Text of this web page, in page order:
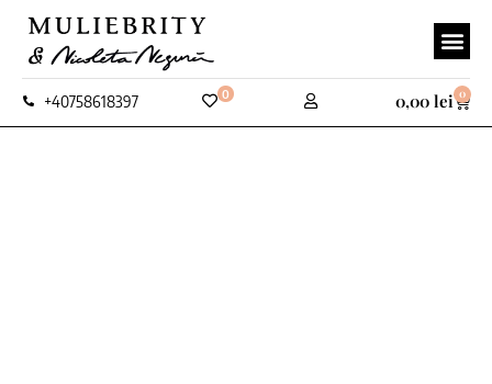
+40758618397 0 0,00 lei 0